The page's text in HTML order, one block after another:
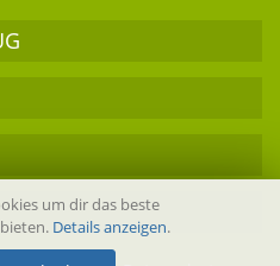
um dir das beste
Details anzeigen.